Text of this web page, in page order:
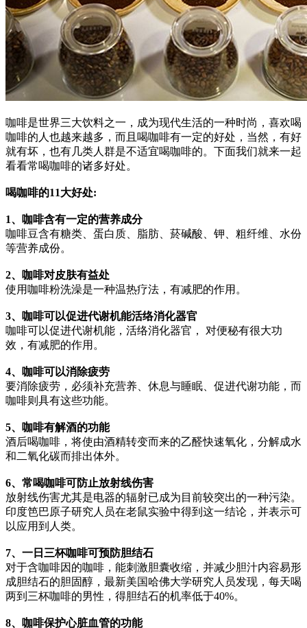
咖啡是世界三大饮料之一，成为现代生活的一种时尚，喜欢喝
咖啡的人也越来越多，而且喝咖啡有一定的好处，当然，有好
就有坏，也有几类人群是不适宜喝咖啡的。下面我们就来一起
看看常喝咖啡的诸多好处。
喝咖啡的11大好处:
1、咖啡含有一定的营养成分
咖啡豆含有糖类、蛋白质、脂肪、菸碱酸、钾、粗纤维、水份
等营养成份。
2、咖啡对皮肤有益处
使用咖啡粉洗澡是一种温热疗法，有减肥的作用。
3、咖啡可以促进代谢机能活络消化器官
咖啡可以促进代谢机能，活络消化器官， 对便秘有很大功
效，有减肥的作用。
4、咖啡可以消除疲劳
要消除疲劳，必须补充营养、休息与睡眠、促进代谢功能，而
咖啡则具有这些功能。
5、咖啡有解酒的功能
酒后喝咖啡，将使由酒精转变而来的乙醛快速氧化，分解成水
和二氧化碳而排出体外。
6、常喝咖啡可防止放射线伤害
放射线伤害尤其是电器的辐射已成为目前较突出的一种污染。
印度笆巴原子研究人员在老鼠实验中得到这一结论，并表示可
以应用到人类。
7、一日三杯咖啡可预防胆结石
对于含咖啡因的咖啡，能刺激胆囊收缩，并减少胆汁内容易形
成胆结石的胆固醇，最新美国哈佛大学研究人员发现，每天喝
两到三杯咖啡的男性，得胆结石的机率低于40%。
8、咖啡保护心脏血管的功能